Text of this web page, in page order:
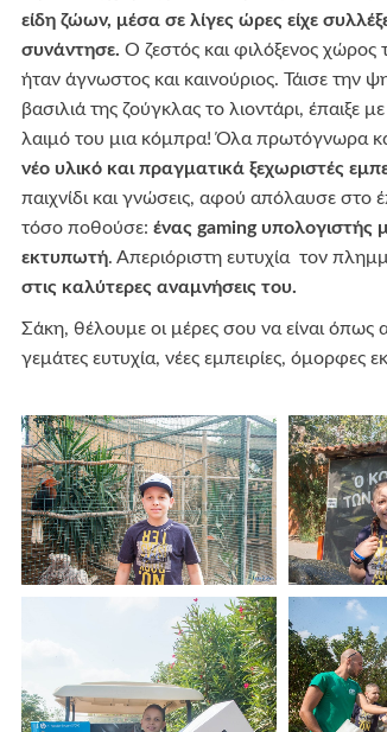
είδη ζώων, μέσα σε λίγες ώρες είχε
συνάντησε. Ο ζεστός και φιλόξενος χώρος
ήταν άγνωστος και καινούριος. Τάισε
βασιλιά της ζούγκλας το λιοντάρι, έπαιξε
λαιμό του μια κόμπρα! Όλα πρωτόγνωρα
νέο υλικό και πραγματικά ξεχωριστές
παιχνίδι και γνώσεις, αφού απόλαυσε στο
τόσο ποθούσε: ένας gamingυπολογιστής
εκτυπωτή. Απεριόριστη ευτυχία τον
στις καλύτερες αναμνήσεις του.
Σάκη, θέλουμε οι μέρες σου να είναι όπως
γεμάτες ευτυχία, νέες εμπειρίες, όμορφες